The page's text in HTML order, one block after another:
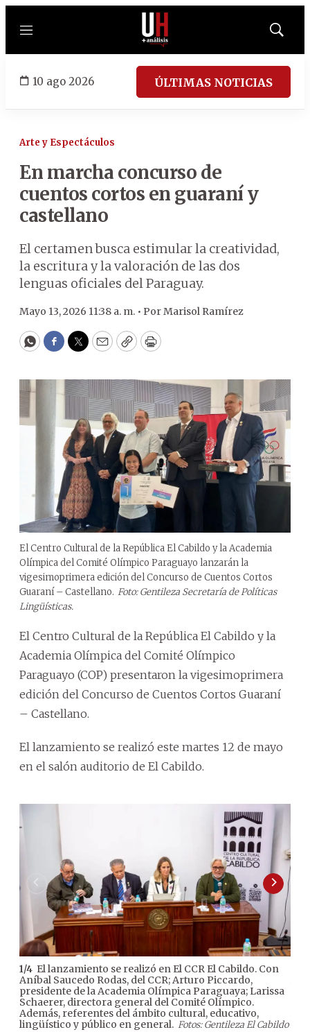
Menú
Mostrar
10 ago 2026 ÚLTIMAS NOTICIAS
Arte y Espectáculos
En marcha concurso de
cuentos cortos en guaraní y
castellano
El certamen busca estimular la creatividad,
la escritura y la valoración de las dos
lenguas oficiales del Paraguay.
Mayo 13, 2026 11:38 a. m. • PorMarisol Ramírez
WhatsApp
Facebook
Twitter
EmailCopyPrint
El Centro Cultural de la República El Cabildo y la Academia
Olímpica del Comité Olímpico Paraguayo lanzarán la
vigesimoprimera edición del Concurso de Cuentos Cortos
Guaraní – Castellano. Foto: Gentileza Secretaría de Políticas
Lingüísticas.
El Centro Cultural de la República El Cabildo y la
Academia Olímpica del Comité Olímpico
Paraguayo (COP) presentaron la vigesimoprimera
edición del Concurso de Cuentos Cortos Guaraní
– Castellano.
El lanzamiento se realizó este martes 12 de mayo
en el salón auditorio de El Cabildo.
1/4 El lanzamiento se realizó en El CCR El Cabildo. Con
Aníbal Saucedo Rodas, del CCR; Arturo Piccardo,
presidente de la Academia Olímpica Paraguaya; Larissa
Schaerer, directora general del Comité Olímpico.
Además, referentes del ámbito cultural, educativo,
lingüístico y público en general. Fotos: Gentileza El Cabildo